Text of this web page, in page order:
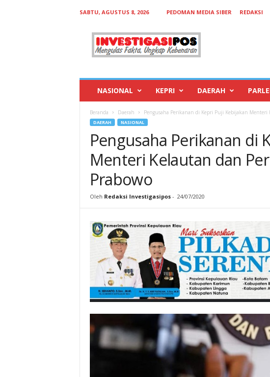
SABTU, AGUSTUS 8, 2026 PEDOMAN MEDIA SIBER
REDAKSI
NASIONAL KEPRI DAERAH
Beranda Daerah Pengusaha Perikanan di Kepri Puji Kebijakan
DAERAH NASIONAL
Pengusaha Perikanan di
Menteri Kelautan dan
Prabowo
Oleh Redaksi Investigasipos- 24/07/2020